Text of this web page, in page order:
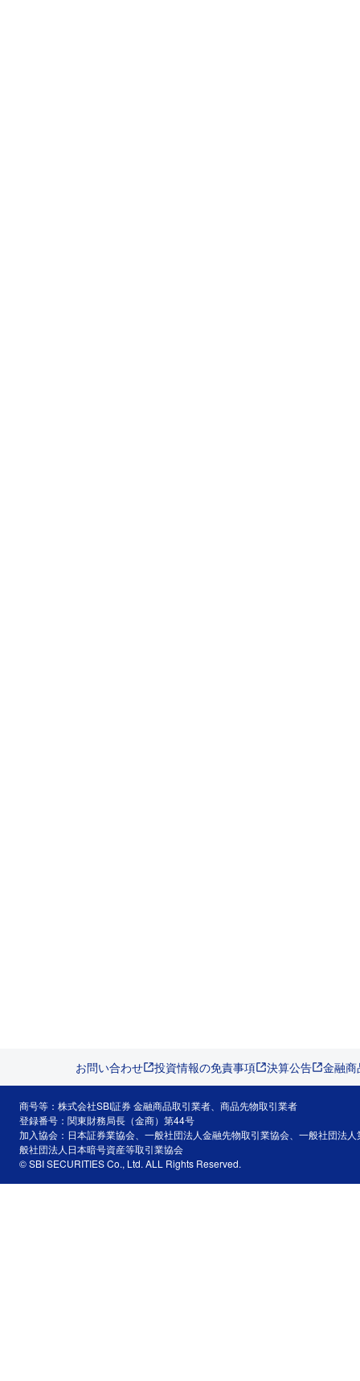
お問い合わせ 投資情報の免責事項 決算公告 金融
商号等：株式会社SBI証券 金融商品取引業者、商品先物取引業者
登録番号：関東財務局長（金商）第44号
加入協会：日本証券業協会、一般社団法人金融先物取引業協会、一般社団法
般社団法人日本暗号資産等取引業協会
© SBI SECURITIES Co., Ltd. ALL Rights Reserved.